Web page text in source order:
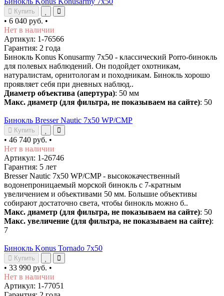
Купить
• 6 040 руб. •
Нет в наличии
Артикул: 1-76566
Гарантия: 2 года
Бинокль Konus Konusarmy 7x50 - классический Porro-бинокль
для полевых наблюдений. Он подойдет охотникам,
натуралистам, орнитологам и походникам. Бинокль хорошо
проявляет себя при дневных наблюд..
Диаметр объектива (апертура): 50 мм
Макс. диаметр (для фильтра, не показываем на сайте): 50
Бинокль Bresser Nautic 7x50 WP/CMP
Купить
• 46 740 руб. •
Нет в наличии
Артикул: 1-26746
Гарантия: 5 лет
Bresser Nautic 7x50 WP/CMP - высококачественный
водонепроницаемый морской бинокль с 7-кратным
увеличением и объективами 50 мм. Большие объективы
собирают достаточно света, чтобы бинокль можно б..
Макс. диаметр (для фильтра, не показываем на сайте): 50
Макс. увеличение (для фильтра, не показываем на сайте):
7
Бинокль Konus Tornado 7x50
Купить
• 33 990 руб. •
Нет в наличии
Артикул: 1-77051